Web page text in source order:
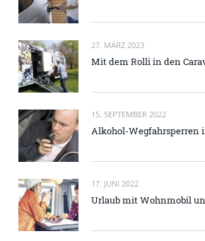
27. MÄRZ 2023
Mit dem Rolli in den
15. SEPTEMBER 2022
Alkohol-Wegfahrsperren
17. JUNI 2022
Urlaub mit Wohnmobil